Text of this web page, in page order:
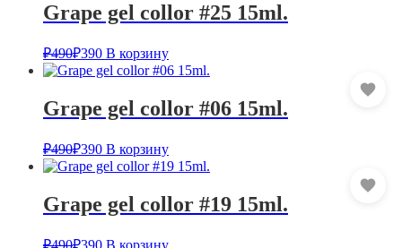
Grape gel collor #25 15ml.
₽490₽390 В корзину
Grape gel collor #06 15ml.
₽490₽390 В корзину
Grape gel collor #19 15ml.
₽490₽390 В корзину